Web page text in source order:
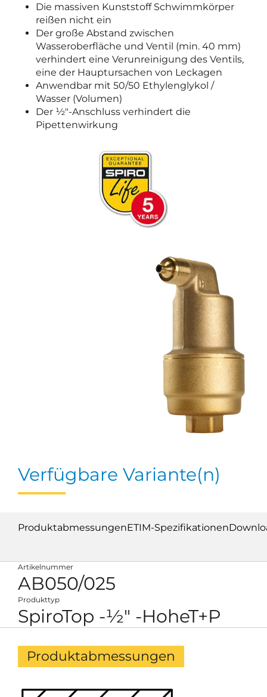
Die massiven Kunststoff Schwimmkörper
reißen nicht ein
Der große Abstand zwischen
Wasseroberfläche und Ventil (min. 40 mm)
verhindert eine Verunreinigung des Ventils,
eine der Hauptursachen von Leckagen
Anwendbar mit 50/50 Ethylenglykol /
Wasser (Volumen)
Der ½"-Anschluss verhindert die
Pipettenwirkung
Verfügbare Variante(n)
ProduktabmessungenETIM-Spezifikationen
Artikelnummer
AB050/025
Produkttyp
SpiroTop -½" -HoheT+P
Produktabmessungen